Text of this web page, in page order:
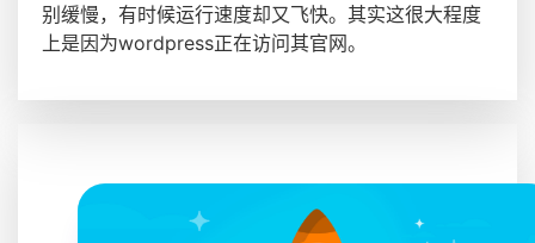
别缓慢，有时候运行速度却又飞快。其实这很大程度
上是因为wordpress正在访问其官网。